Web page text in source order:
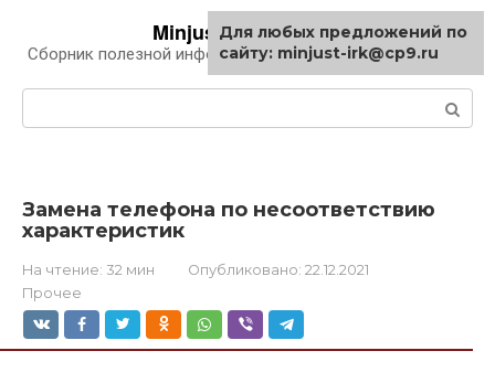
контенту
Minjust-irk.ru
Сборник полезной информации про автомобили
Замена телефона по несоответствию
характеристик
На чтение: 32 мин Опубликовано: 22.12.2021
Прочее
Для любых предложений по
сайту: minjust-irk@cp9.ru